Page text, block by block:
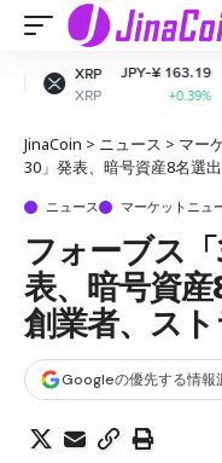
¥ 163.19
+0.39%
Solana
SOL
JinaCoin > ニュース > マー
30」発表、暗号資産8名選
ニュース マーケットニュ
フォーブス
表、暗号資
創業者、ス
Googleの優先する情報